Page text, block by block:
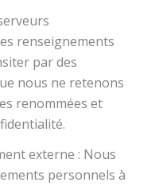
renseignements
par des
nous ne retenons
renommées et
externe : Nous
personnels à